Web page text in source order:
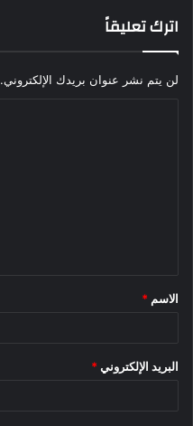
اترك تعليقاً
لن يتم نشر عنوان بريدك الإلكتروني.
*
الاسم *
البريد الإلكتروني *